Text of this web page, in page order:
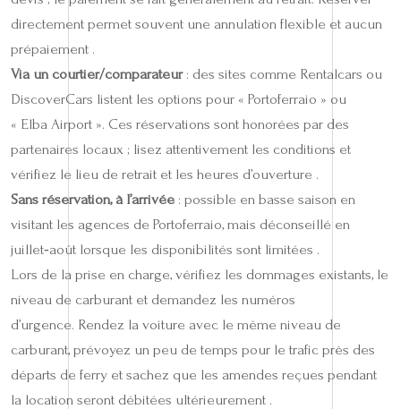
directement permet souvent une annulation flexible et aucun
prépaiement .
Via un courtier/comparateur: des sites comme Rentalcars ou
DiscoverCars listent les options pour « Portoferraio » ou
« Elba Airport ». Ces réservations sont honorées par des
partenaires locaux ; lisez attentivement les conditions et
vérifiez le lieu de retrait et les heures d’ouverture .
Sans réservation, à l’arrivée : possible en basse saison en
visitant les agences de Portoferraio, mais déconseillé en
juillet‑août lorsque les disponibilités sont limitées .
Lors de la prise en charge, vérifiez les dommages existants, le
niveau de carburant et demandez les numéros
d’urgence. Rendez la voiture avec le même niveau de
carburant, prévoyez un peu de temps pour le trafic près des
départs de ferry et sachez que les amendes reçues pendant
la location seront débitées ultérieurement .